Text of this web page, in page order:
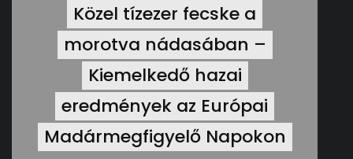
Közel tízezer fecske a
morotva nádasában –
Kiemelkedő hazai
eredmények az Európai
Madármegfigyelő Napokon